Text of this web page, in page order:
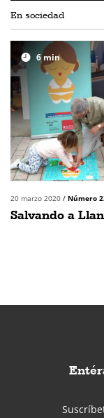
En sociedad
6 min
20 marzo 2020 / Número
Salvando a